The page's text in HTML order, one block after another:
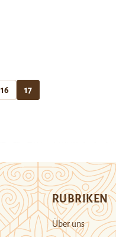
16 17
RUBRIKEN
Über uns